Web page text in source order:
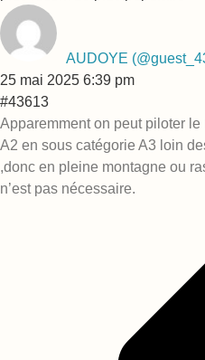
AUDOYE
25 mai 2025 6:39 pm
#43613
Apparemment on peut piloter
A2 en sous catégorie A3 loin
,donc en pleine montagne ou
n’est pas nécessaire.